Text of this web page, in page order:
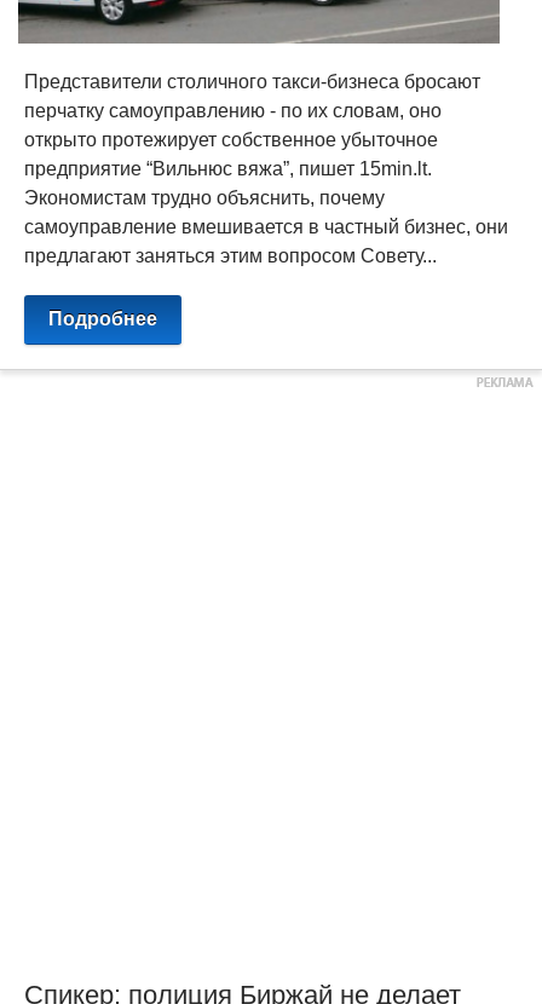
Представители столичного такси-бизнеса бросают
перчатку самоуправлению - по их словам, оно
открыто протежирует собственное убыточное
предприятие “Вильнюс вяжа”, пишет 15min.lt.
Экономистам трудно объяснить, почему
самоуправление вмешивается в частный бизнес, они
предлагают заняться этим вопросом Совету...
Подробнее
Спикер: полиция Биржай не делает